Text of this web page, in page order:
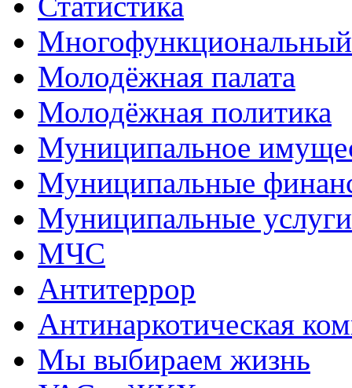
Молодёжная палата
Молодёжная политика
Муниципальное
Муниципальные
Муниципальные услуги
МЧС
Антитеррор
Антинаркотическая
Мы выбираем жизнь